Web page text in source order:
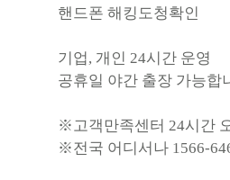
핸드폰 해킹도청확인
기업, 개인 24시간 운영
공휴일 야간 출장 가능합
※고객만족센터 24시간
※전국 어디서나 1566-